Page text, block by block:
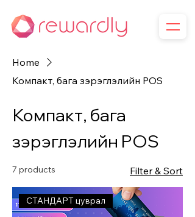
Home
Компакт, бага зэрэглэлийн POS
Компакт, бага
зэрэглэлийн POS
7 products Filter & Sort
СТАНДАРТ цуврал